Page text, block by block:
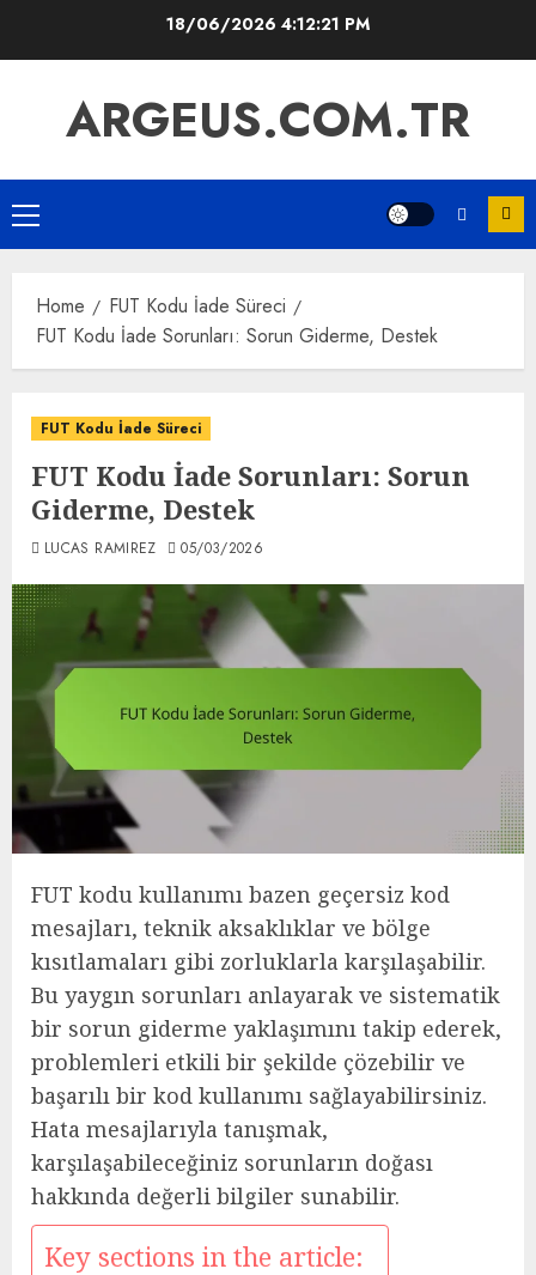
18/06/2026 4:12:22 PM
ARGEUS.COM.TR
Primary
Menu
Home
FUT Kodu İade Süreci
FUT Kodu İade Sorunları: Sorun Giderme, Destek
FUT Kodu İade Süreci
FUT Kodu İade Sorunları: Sorun
Giderme, Destek
LUCAS RAMIREZ 05/03/2026
FUT kodu kullanımı bazen geçersiz kod
mesajları, teknik aksaklıklar ve bölge
kısıtlamaları gibi zorluklarla karşılaşabilir.
Bu yaygın sorunları anlayarak ve sistematik
bir sorun giderme yaklaşımını takip ederek,
problemleri etkili bir şekilde çözebilir ve
başarılı bir kod kullanımı sağlayabilirsiniz.
Hata mesajlarıyla tanışmak,
karşılaşabileceğiniz sorunların doğası
hakkında değerli bilgiler sunabilir.
Key sections in the article: